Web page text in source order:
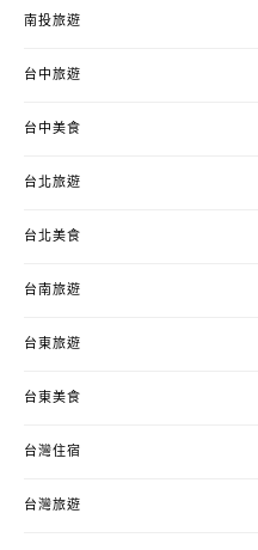
南投旅遊
台中旅遊
台中美食
台北旅遊
台北美食
台南旅遊
台東旅遊
台東美食
台灣住宿
台灣旅遊